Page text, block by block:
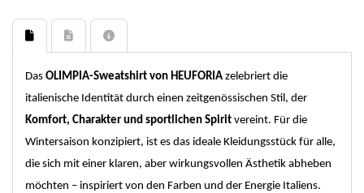
Das OLIMPIA-Sweatshirt von HEUFORIA zelebriert die
italienische Identität durch einen zeitgenössischen Stil, der
Komfort, Charakter und sportlichen Spirit vereint. Für die
Wintersaison konzipiert, ist es das ideale Kleidungsstück für alle,
die sich mit einer klaren, aber wirkungsvollen Ästhetik abheben
möchten – inspiriert von den Farben und der Energie Italiens.